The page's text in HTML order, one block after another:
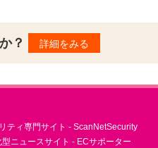
？ 詳細をみる
ティ専門サイト - ScanNetSecurity
型ニュースサイト - ECサポーター